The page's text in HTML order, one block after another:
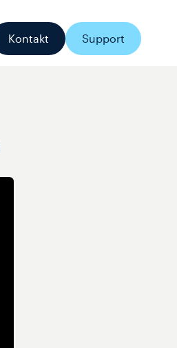
Kontakt Support